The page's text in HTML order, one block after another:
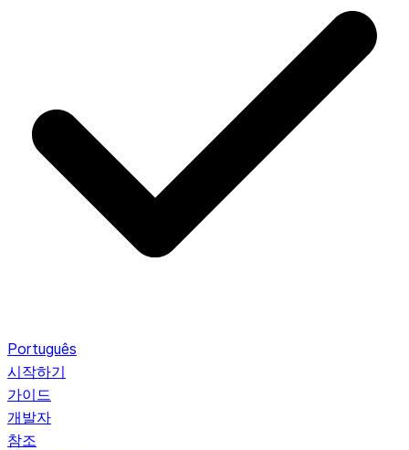
Português
시작하기
가이드
개발자
참조